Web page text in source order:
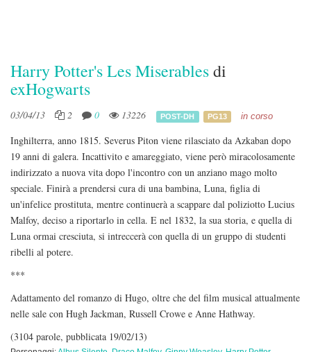
Harry Potter's Les Miserablesdi
exHogwarts
03/04/13 2 0 13226 POST-DH PG13 in corso
Inghilterra, anno 1815. Severus Piton viene rilasciato da Azkaban dopo
19 anni di galera. Incattivito e amareggiato, viene però miracolosamente
indirizzato a nuova vita dopo l'incontro con un anziano mago molto
speciale. Finirà a prendersi cura di una bambina, Luna, figlia di
un'infelice prostituta, mentre continuerà a scappare dal poliziotto Lucius
Malfoy, deciso a riportarlo in cella. E nel 1832, la sua storia, e quella di
Luna ormai cresciuta, si intreccerà con quella di un gruppo di studenti
ribelli al potere.
***
Adattamento del romanzo di Hugo, oltre che del film musical attualmente
nelle sale con Hugh Jackman, Russell Crowe e Anne Hathway.
(3104 parole, pubblicata 19/02/13)